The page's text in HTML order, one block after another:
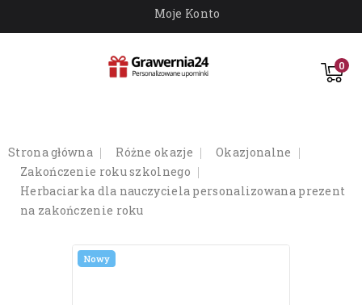
Moje Konto
0
strona główna różne okazje
okazjonalne
zakończenie roku szkolnego
herbaciarka dla nauczyciela personalizowana prezent
na zakończenie roku
Nowy
Nowy